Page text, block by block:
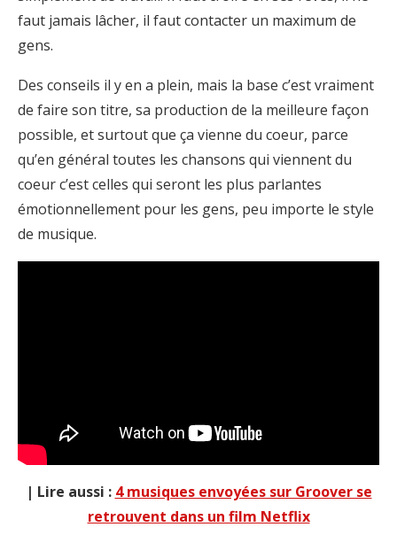
faut jamais lâcher, il faut contacter un maximum de
gens.
Des conseils il y en a plein, mais la base c’est vraiment
de faire son titre, sa production de la meilleure façon
possible, et surtout que ça vienne du coeur, parce
qu’en général toutes les chansons qui viennent du
coeur c’est celles qui seront les plus parlantes
émotionnellement pour les gens, peu importe le style
de musique.
| Lire aussi : 4 musiques envoyées sur Groover se
retrouvent dans un film Netflix